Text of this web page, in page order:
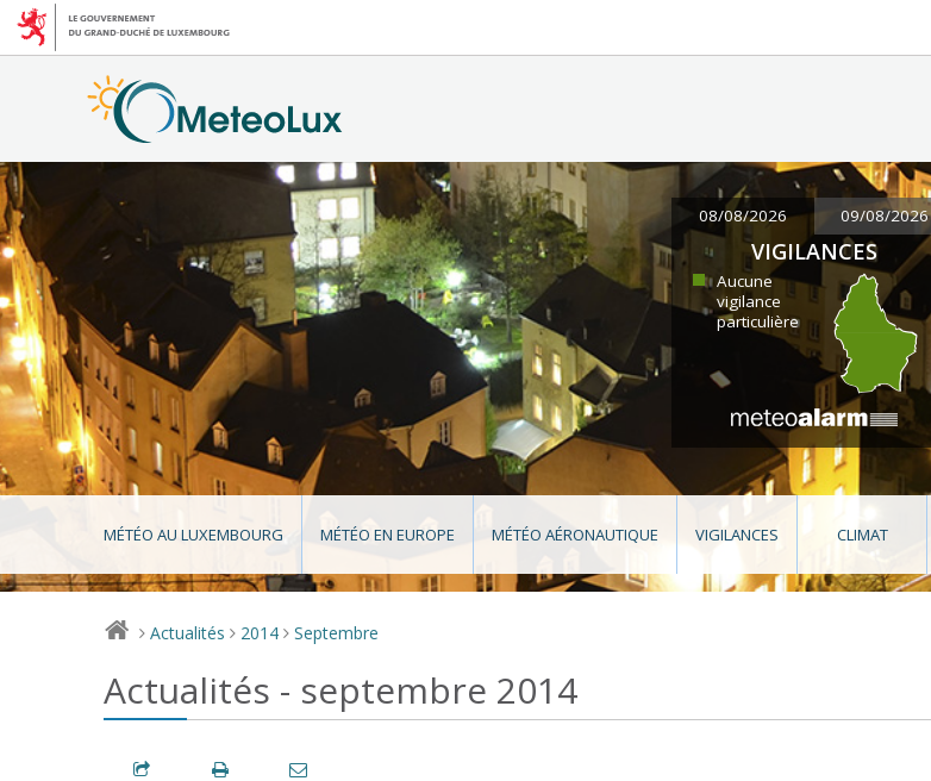
08/08/2026 09/08/2026
VIGILANCES
Aucune
vigilance
particulière
MÉTÉO AU LUXEMBOURG MÉTÉO EN EUROPE MÉTÉO AÉRONAUTIQUE VIGILANCES CLIMAT
> Actualités > 2014 > Septembre
Actualités - septembre 2014